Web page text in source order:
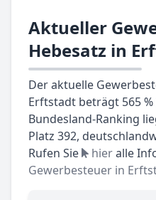
Aktueller
Hebesatz in
Der aktuelle
Erftstadt beträgt 565 %
Bundesland-Ranking
Platz 392,
Rufen Sie
hieralle
Gewerbesteuer in